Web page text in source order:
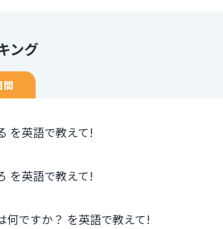
ング
間
を英語で教えて!
を英語で教えて!
何ですか？ を英語で教えて!